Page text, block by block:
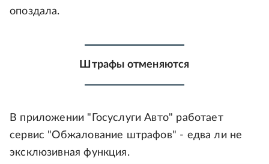
опоздала.
Штрафы отменяются
В приложении "Госуслуги Авто" работает
сервис "Обжалование штрафов" - едва ли не
эксклюзивная функция.